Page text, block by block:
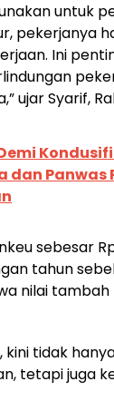
untuk
pekerjanya
Ini
ujar Syarif,
dan Panwas
sebesar
tahun
nilai
kini tidak
tetapi juga